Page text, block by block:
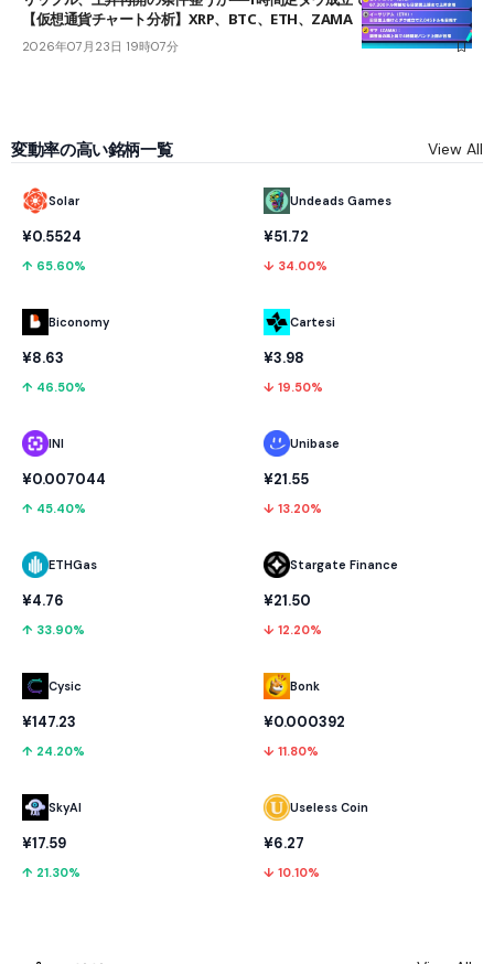
【仮想通貨チャート分析】XRP、BTC、ETH、ZAMA
2026年07月23日 19時07分
変動率の高い銘柄一覧 View All
Solar
¥0.5524
↑ 65.60%
Biconomy
¥8.63
↑ 46.50%
INI
¥0.007044
↑ 45.40%
ETHGas
¥4.76
↑ 33.90%
Cysic
¥147.23
↑ 24.20%
SkyAI
¥17.59
↑ 21.30%
Undeads Games
¥51.72
↓ 34.00%
Cartesi
¥3.98
↓ 19.50%
Unibase
¥21.55
↓ 13.20%
Stargate Finance
¥21.50
↓ 12.20%
Bonk
¥0.000392
↓ 11.80%
Useless Coin
¥6.27
↓ 10.10%